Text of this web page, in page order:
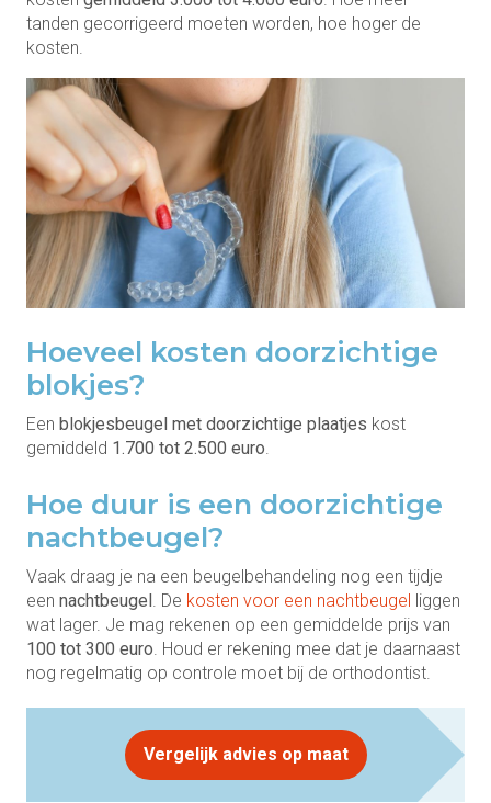
tanden gecorrigeerd moeten worden, hoe hoger de
kosten.
Hoeveel kosten doorzichtige
blokjes?
Een blokjesbeugel met doorzichtige plaatjes kost
gemiddeld 1.700 tot 2.500 euro.
Hoe duur is een doorzichtige
nachtbeugel?
Vaak draag je na een beugelbehandeling nog een tijdje
een nachtbeugel. De kosten voor een nachtbeugel liggen
wat lager. Je mag rekenen op een gemiddelde prijs van
100 tot 300 euro. Houd er rekening mee dat je daarnaast
nog regelmatig op controle moet bij de orthodontist.
Vergelijk advies op maat